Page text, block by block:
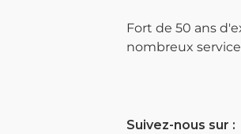
Fort de 50 ans
nombreux
Suivez-nous sur :